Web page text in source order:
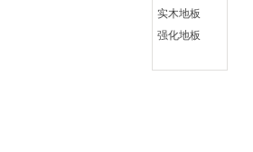
实木地板
强化地板